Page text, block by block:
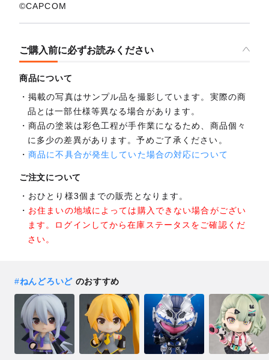
©CAPCOM
ご購入前に必ずお読みください
商品について
掲載の写真はサンプル品を撮影しています。実際の商
品とは一部仕様等異なる場合があります。
商品の塗装は彩色工程が手作業になるため、商品個々
に多少の差異があります。予めご了承ください。
商品に不具合が発生していた場合の対応について
ご注文について
おひとり様3個までの販売となります。
お住まいの地域によっては購入できない場合がござい
ます。ログインしてから在庫ステータスをご確認くだ
さい。
#ねんどろいどのおすすめ